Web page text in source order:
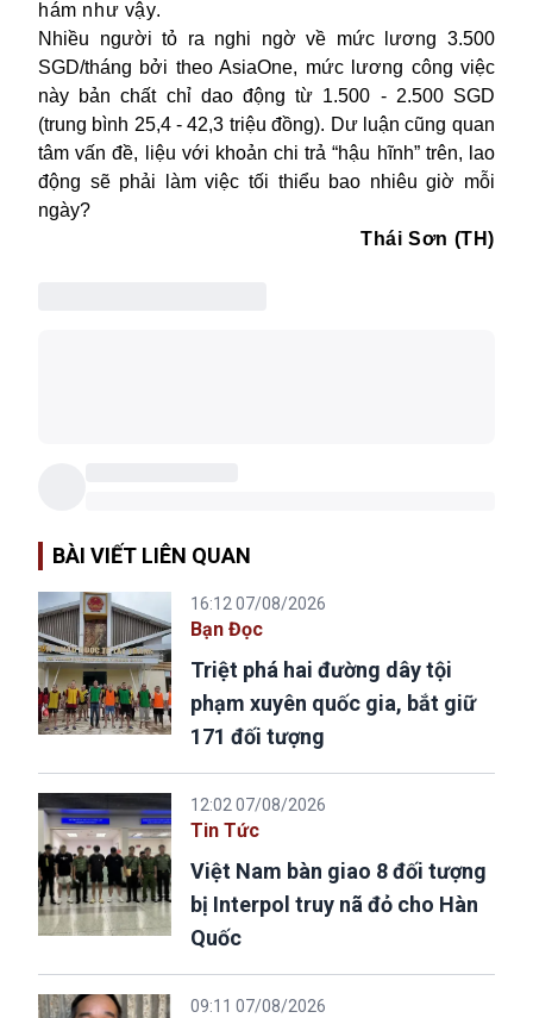
hám như vậy.
N hiều người tỏ ra nghi ngờ về mức lương 3.500
SGD/tháng bởi theoAsiaOne, mức lương công việc
này bản chất chỉ dao độngtừ 1.500 - 2.500 SGD
(trung bình 25,4 - 42,3 triệu đồng). Dư luận cũng quan
tâm vấn đề, liệu với khoản chi trả “hậu hĩnh” trên, lao
động sẽ phải làm việc tối thiểu bao nhiêu giờ mỗi
ngày?
Thái Sơn (TH)
BÀI VIẾT LIÊN QUAN
16:12 07/08/2026
Bạn Đọc
Triệt phá hai đường dây tội
phạm xuyên quốc gia, bắt giữ
171 đối tượng
12:02 07/08/2026
Tin Tức
Việt Nam bàn giao 8 đối tượng
bị Interpol truy nã đỏ cho Hàn
Quốc
09:11 07/08/2026